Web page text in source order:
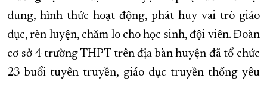
dung, hình thức hoạt động, phát huy vai trò giáo
dục, rèn luyện, chăm lo cho học sinh, đội viên. Đoàn
cơ sở 4 trường THPT trên địa bàn huyện đã tổ chức
23 buổi tuyên truyền, giáo dục truyền thống yêu